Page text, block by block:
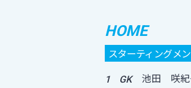
HOME
スターティングメ
1 GK 池田 咲